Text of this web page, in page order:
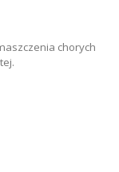
chorych